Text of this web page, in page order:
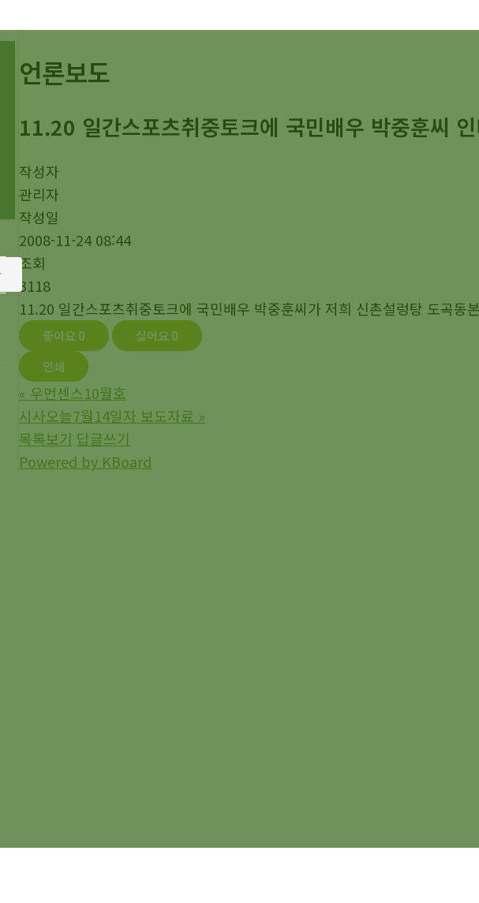
언론보도
11.20 일간스포츠취중토크에 국민배우 박중훈씨
작성자
관리자
작성일
2008-11-24 08:44
조회
3118
11.20 일간스포츠취중토크에 국민배우 박중훈씨가 저희 신촌설렁탕 도곡동
좋아요0 싫어요0
인쇄
« 우먼센스10월호
시사오늘7월14일자 보도자료 »
목록보기 답글쓰기
Powered by KBoard